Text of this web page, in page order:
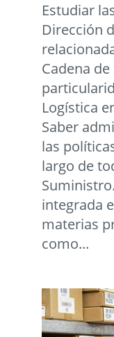
Estudiar
Dirección
Cadena
Logística
Saber
las
largo de
integrada
materias
como...